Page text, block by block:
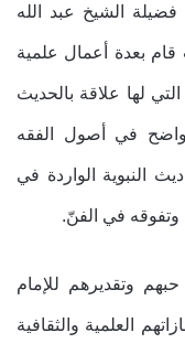
فضيلة الشيخ عبد الله
بعدة أعمال علمية
لها علاقة بالحديث
في أصول الفقه
النبوية الواردة في
وتفوقه في الفنّ.
وتقديرهم للإمام
العلمية والثقافية